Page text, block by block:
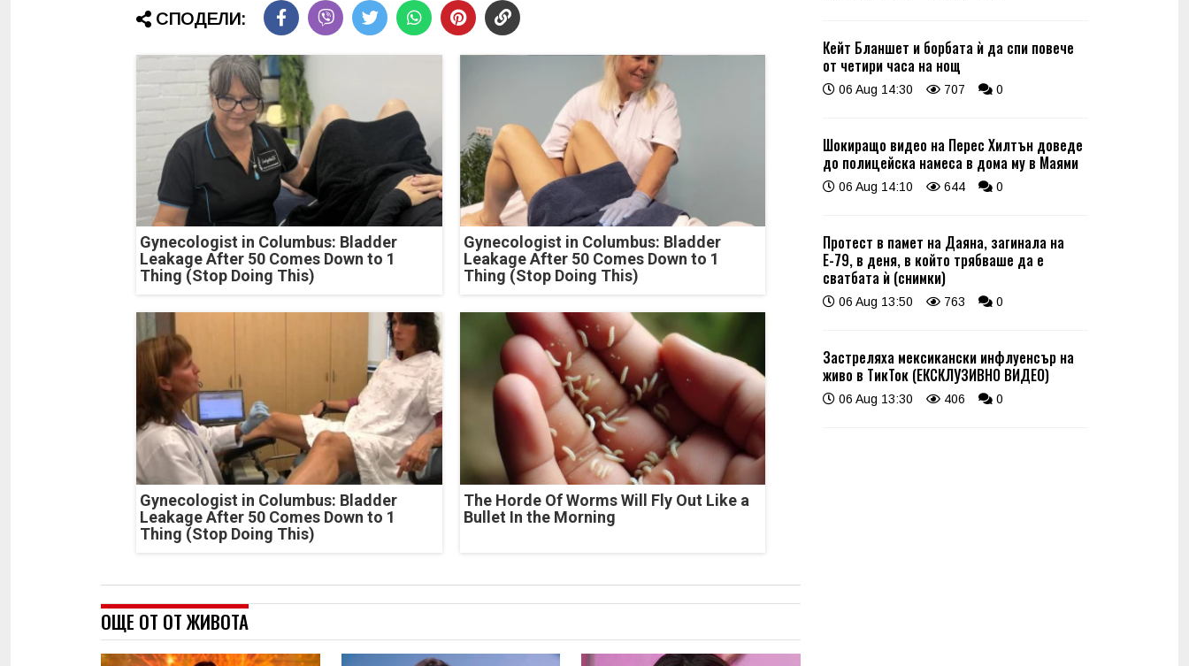
СПОДЕЛИ:
Gynecologist in Columbus: Bladder
Leakage After 50 Comes Down to 1
Thing (Stop Doing This)
Gynecologist in Columbus: Bladder
Leakage After 50 Comes Down to 1
Thing (Stop Doing This)
Gynecologist in Columbus: Bladder
Leakage After 50 Comes Down to 1
Thing (Stop Doing This)
The Horde Of Worms Will Fly Out Like a
Bullet In the Morning
ОЩЕ ОТ ОТ ЖИВОТА
Кейт Бланшет и борбата ѝ да спи повече
от четири часа на нощ
06 Aug 14:30 707 0
Шокиращо видео на Перес Хилтън доведе
до полицейска намеса в дома му в Маями
06 Aug 14:10 644 0
Протест в памет на Даяна, загинала на
Е-79, в деня, в който трябваше да е
сватбата ѝ (снимки)
06 Aug 13:50 763 0
Застреляха мексикански инфлуенсър на
живо в ТикТок (ЕКСКЛУЗИВНО ВИДЕО)
06 Aug 13:30 406 0